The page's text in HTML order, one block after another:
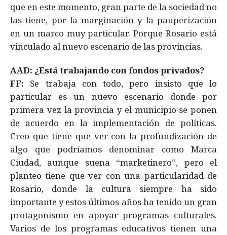
que en este momento, gran parte de la sociedad no
las tiene, por la marginación y la pauperización
en un marco muy particular. Porque Rosario está
vinculado al nuevo escenario de las provincias.
AAD: ¿Está trabajando con fondos privados?
FF: Se trabaja con todo, pero insisto que lo
particular es un nuevo escenario donde por
primera vez la provincia y el municipio se ponen
de acuerdo en la implementación de políticas.
Creo que tiene que ver con la profundización de
algo que podríamos denominar como Marca
Ciudad, aunque suena “marketinero”, pero el
planteo tiene que ver con una particularidad de
Rosario, donde la cultura siempre ha sido
importante y estos últimos años ha tenido un gran
protagonismo en apoyar programas culturales.
Varios de los programas educativos tienen una